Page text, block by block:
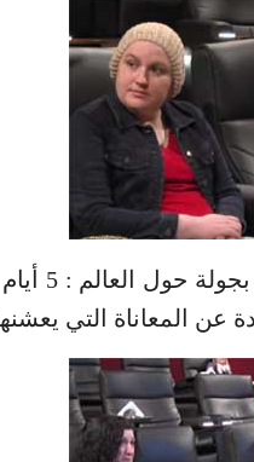
عن المعاناة التي